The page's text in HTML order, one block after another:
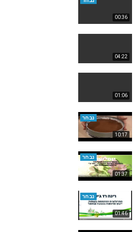
00:36
04:22
01:06
10:17
נבחר
01:37
נבחר
01:46
נבחר